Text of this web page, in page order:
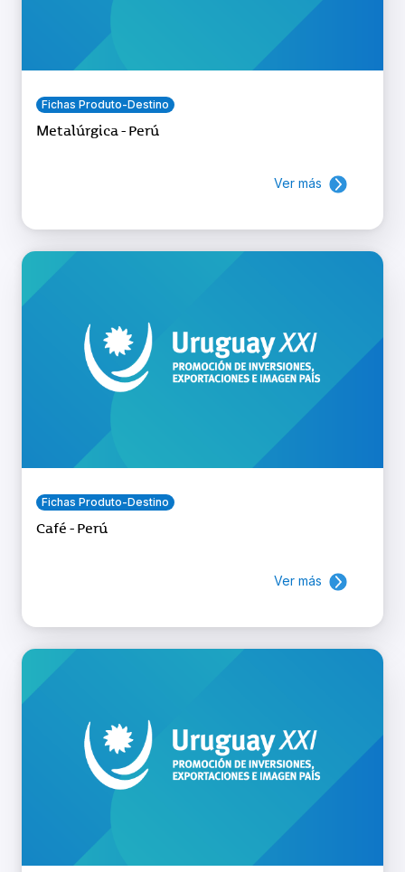
Fichas Produto-Destino
Metalúrgica - Perú
Ver más
Fichas Produto-Destino
Café - Perú
Ver más